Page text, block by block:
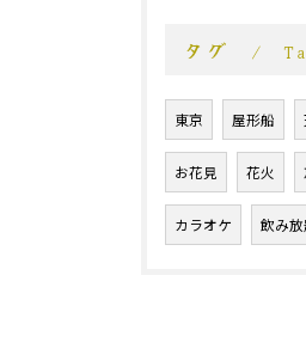
タグ
東京 屋形船
お花見 花火
カラオケ 飲み放